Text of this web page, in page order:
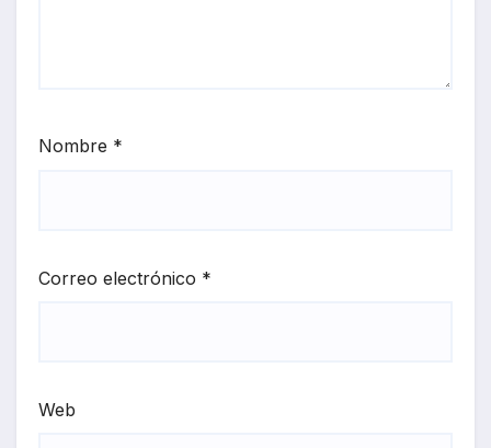
Nombre *
Correo electrónico *
Web